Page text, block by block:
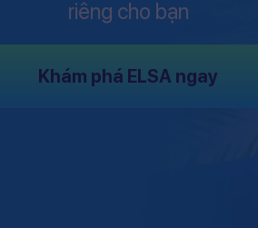
riêng cho bạn
Khám phá ELSA ngay